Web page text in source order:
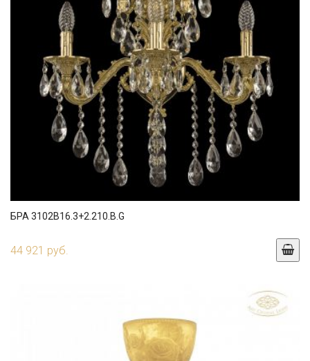
БРА 3102B16.3+2.210.B.G
44 921 руб.